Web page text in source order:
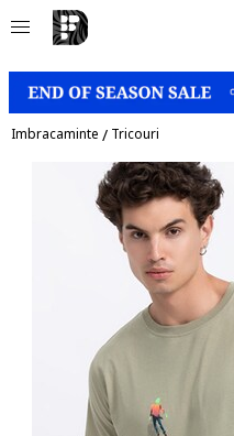
Imbracaminte / Tricouri